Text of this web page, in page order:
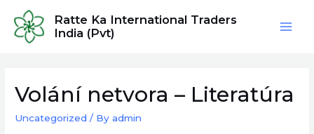
content
Ratte Ka International Traders
India (Pvt)
Volání netvora – Literatúra
Uncategorized / Byadmin